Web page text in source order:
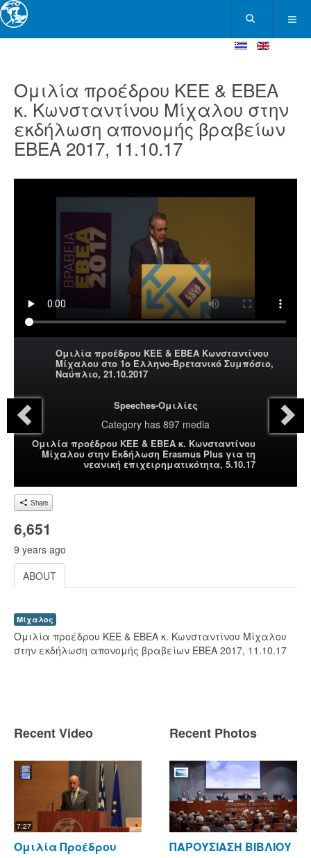
Ομιλία προέδρου ΚΕΕ & ΕΒΕΑ
κ. Κωνσταντίνου Μίχαλου στην
εκδήλωση απονομής βραβείων
ΕΒΕΑ 2017, 11.10.17
Ομιλία προέδρου ΚΕΕ & ΕΒΕΑ Κωνσταντίνου
Μίχαλου στο 1ο Ελληνο-Βρετανικό Συμπόσιο,
Ναύπλιο, 21.10.2017
Speeches-Ομιλίες
Category has 897 media
Ομιλία προέδρου ΚΕΕ & ΕΒΕΑ κ. Κωνσταντίνου
Μίχαλου στην Εκδήλωση Erasmus Plus για τη
νεανική επιχειρηματικότητα, 5.10.17
Share
6,651
9 years ago
ABOUT
Μίχαλος
Ομιλία προέδρου ΚΕΕ & ΕΒΕΑ κ. Κωνσταντίνου Μίχαλου
στην εκδήλωση απονομής βραβείων ΕΒΕΑ 2017, 11.10.17
Recent Video
7:27
Ομιλία Προέδρου
Recent Photos
ΠΑΡΟΥΣΙΑΣΗ ΒΙΒΛΙΟΥ